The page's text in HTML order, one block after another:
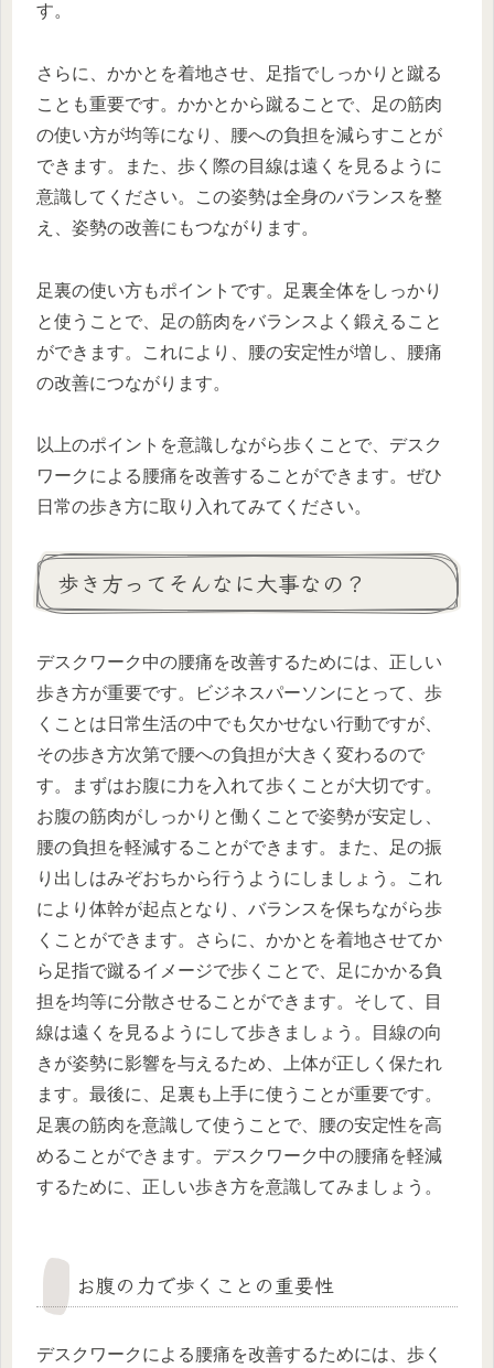
す。
さらに、かかとを着地させ、足指でしっかりと蹴る
ことも重要です。かかとから蹴ることで、足の筋肉
の使い方が均等になり、腰への負担を減らすことが
できます。また、歩く際の目線は遠くを見るように
意識してください。この姿勢は全身のバランスを整
え、姿勢の改善にもつながります。
足裏の使い方もポイントです。足裏全体をしっかり
と使うことで、足の筋肉をバランスよく鍛えること
ができます。これにより、腰の安定性が増し、腰痛
の改善につながります。
以上のポイントを意識しながら歩くことで、デスク
ワークによる腰痛を改善することができます。ぜひ
日常の歩き方に取り入れてみてください。
歩き方ってそんなに大事なの？
デスクワーク中の腰痛を改善するためには、正しい
歩き方が重要です。ビジネスパーソンにとって、歩
くことは日常生活の中でも欠かせない行動ですが、
その歩き方次第で腰への負担が大きく変わるので
す。まずはお腹に力を入れて歩くことが大切です。
お腹の筋肉がしっかりと働くことで姿勢が安定し、
腰の負担を軽減することができます。また、足の振
り出しはみぞおちから行うようにしましょう。これ
により体幹が起点となり、バランスを保ちながら歩
くことができます。さらに、かかとを着地させてか
ら足指で蹴るイメージで歩くことで、足にかかる負
担を均等に分散させることができます。そして、目
線は遠くを見るようにして歩きましょう。目線の向
きが姿勢に影響を与えるため、上体が正しく保たれ
ます。最後に、足裏も上手に使うことが重要です。
足裏の筋肉を意識して使うことで、腰の安定性を高
めることができます。デスクワーク中の腰痛を軽減
するために、正しい歩き方を意識してみましょう。
お腹の力で歩くことの重要性
デスクワークによる腰痛を改善するためには、歩く